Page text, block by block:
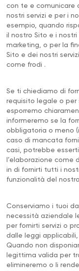
con te e comunicare
nostri servizi e per i
esempio, quando
il nostro Sito e i
marketing, o per la
Sito e dei nostri
come frodi .
Se ti chiediamo di
requisito legale o
esporremo
informeremo se la
obbligatoria o meno
caso di mancata
casi, potrebbe
l’elaborazione come
in di fornirti tutti i
funzionalità del
Conserviamo i tuoi
necessità aziendale
per fornirti servizi o
dalle leggi
Quando non
legittima valida per
elimineremo o li